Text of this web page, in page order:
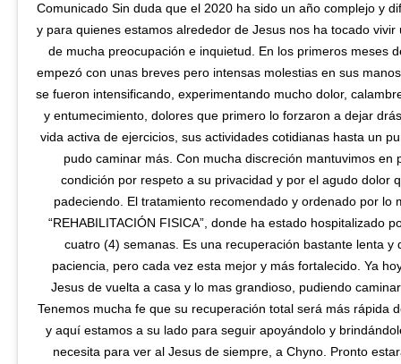
Comunicado Sin duda que el 2020 ha sido un año complejo y
y para quienes estamos alrededor de Jesus nos ha tocado vivir
de mucha preocupación e inquietud. En los primeros meses
empezó con unas breves pero intensas molestias en sus
se fueron intensificando, experimentando mucho dolor,
y entumecimiento, dolores que primero lo forzaron a dejar
vida activa de ejercicios, sus actividades cotidianas hasta un
pudo caminar más. Con mucha discreción mantuvimos en
condición por respeto a su privacidad y por el agudo dolor
padeciendo. El tratamiento recomendado y ordenado por lo
“REHABILITACIÓN FISICA”, donde ha estado hospitalizado
cuatro (4) semanas. Es una recuperación bastante lenta y
paciencia, pero cada vez esta mejor y más fortalecido. Ya
Jesus de vuelta a casa y lo mas grandioso, pudiendo
Tenemos mucha fe que su recuperación total será más rápida
y aquí estamos a su lado para seguir apoyándolo y
necesita para ver al Jesus de siempre, a Chyno. Pronto